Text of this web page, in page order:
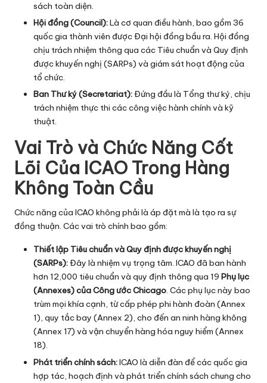
sách toàn diện.
Hội đồng (Council):Là cơ quan điều hành, bao gồm 36
quốc gia thành viên được Đại hội đồng bầu ra. Hội đồng
chịu trách nhiệm thông qua các Tiêu chuẩn và Quy định
được khuyến nghị (SARPs) và giám sát hoạt động của
tổ chức.
Ban Thư ký (Secretariat):Đứng đầu là Tổng thư ký, chịu
trách nhiệm thực thi các công việc hành chính và kỹ
thuật.
Vai Trò và Chức Năng Cốt
Lõi Của ICAO Trong Hàng
Không Toàn Cầu
Chức năng của ICAO không phải là áp đặt mà là tạo ra sự
đồng thuận. Các vai trò chính bao gồm:
Thiết lập Tiêu chuẩn và Quy định được khuyến nghị
(SARPs):Đây là nhiệm vụ trọng tâm. ICAO đã ban hành
hơn 12,000 tiêu chuẩn và quy định thông qua 19 Phụ lục
(Annexes) của Công ước Chicago. Các phụ lục này bao
trùm mọi khía cạnh, từ cấp phép phi hành đoàn (Annex
1), quy tắc bay (Annex 2), cho đến an ninh hàng không
(Annex 17) và vận chuyển hàng hóa nguy hiểm (Annex
18).
Phát triển chính sách:ICAO là diễn đàn để các quốc gia
hợp tác, hoạch định và phát triển chính sách chung cho